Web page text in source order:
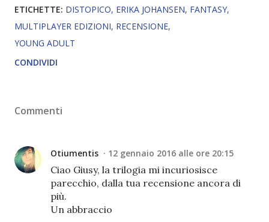
ETICHETTE: DISTOPICO ERIKA JOHANSEN FANTASY
MULTIPLAYER EDIZIONI RECENSIONE
YOUNG ADULT
CONDIVIDI
Commenti
Otiumentis 12 gennaio 2016 alle ore 20:15
Ciao Giusy, la trilogia mi incuriosisce
parecchio, dalla tua recensione ancora di
più.
Un abbraccio